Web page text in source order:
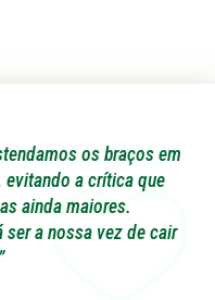
os braços em
a crítica que
ainda maiores.
ser a nossa vez de cair